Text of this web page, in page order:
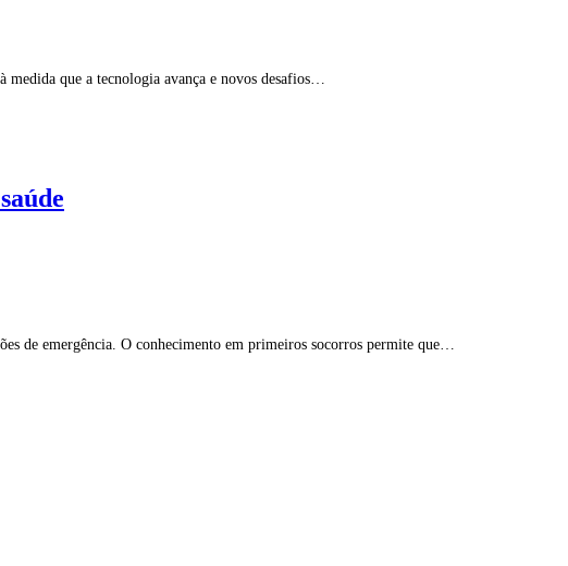
medida que a tecnologia avança e novos desafios…
de emergência. O conhecimento em primeiros socorros permite que…